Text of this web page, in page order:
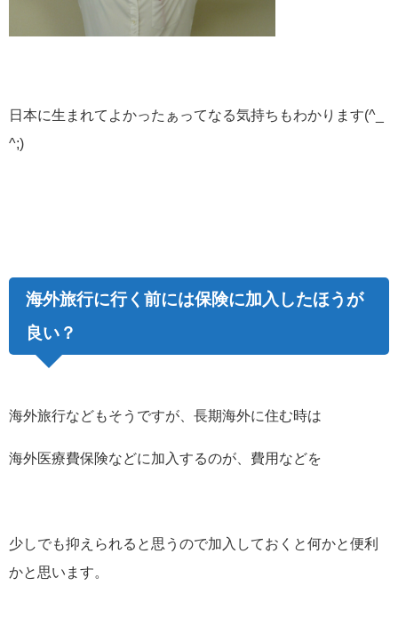
日本に生まれてよかったぁってなる気持ちもわかります(^_
^;)
海外旅行に行く前には保険に加入したほうが
良い？
海外旅行などもそうですが、長期海外に住む時は
海外医療費保険などに加入するのが、費用などを
少しでも抑えられると思うので加入しておくと何かと便利
かと思います。